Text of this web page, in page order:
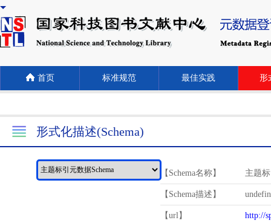
首页 标准规范 最佳实践 形
形式化描述(Schema)
【Schema名称】 主题
【Schema描述】
【url】 http://